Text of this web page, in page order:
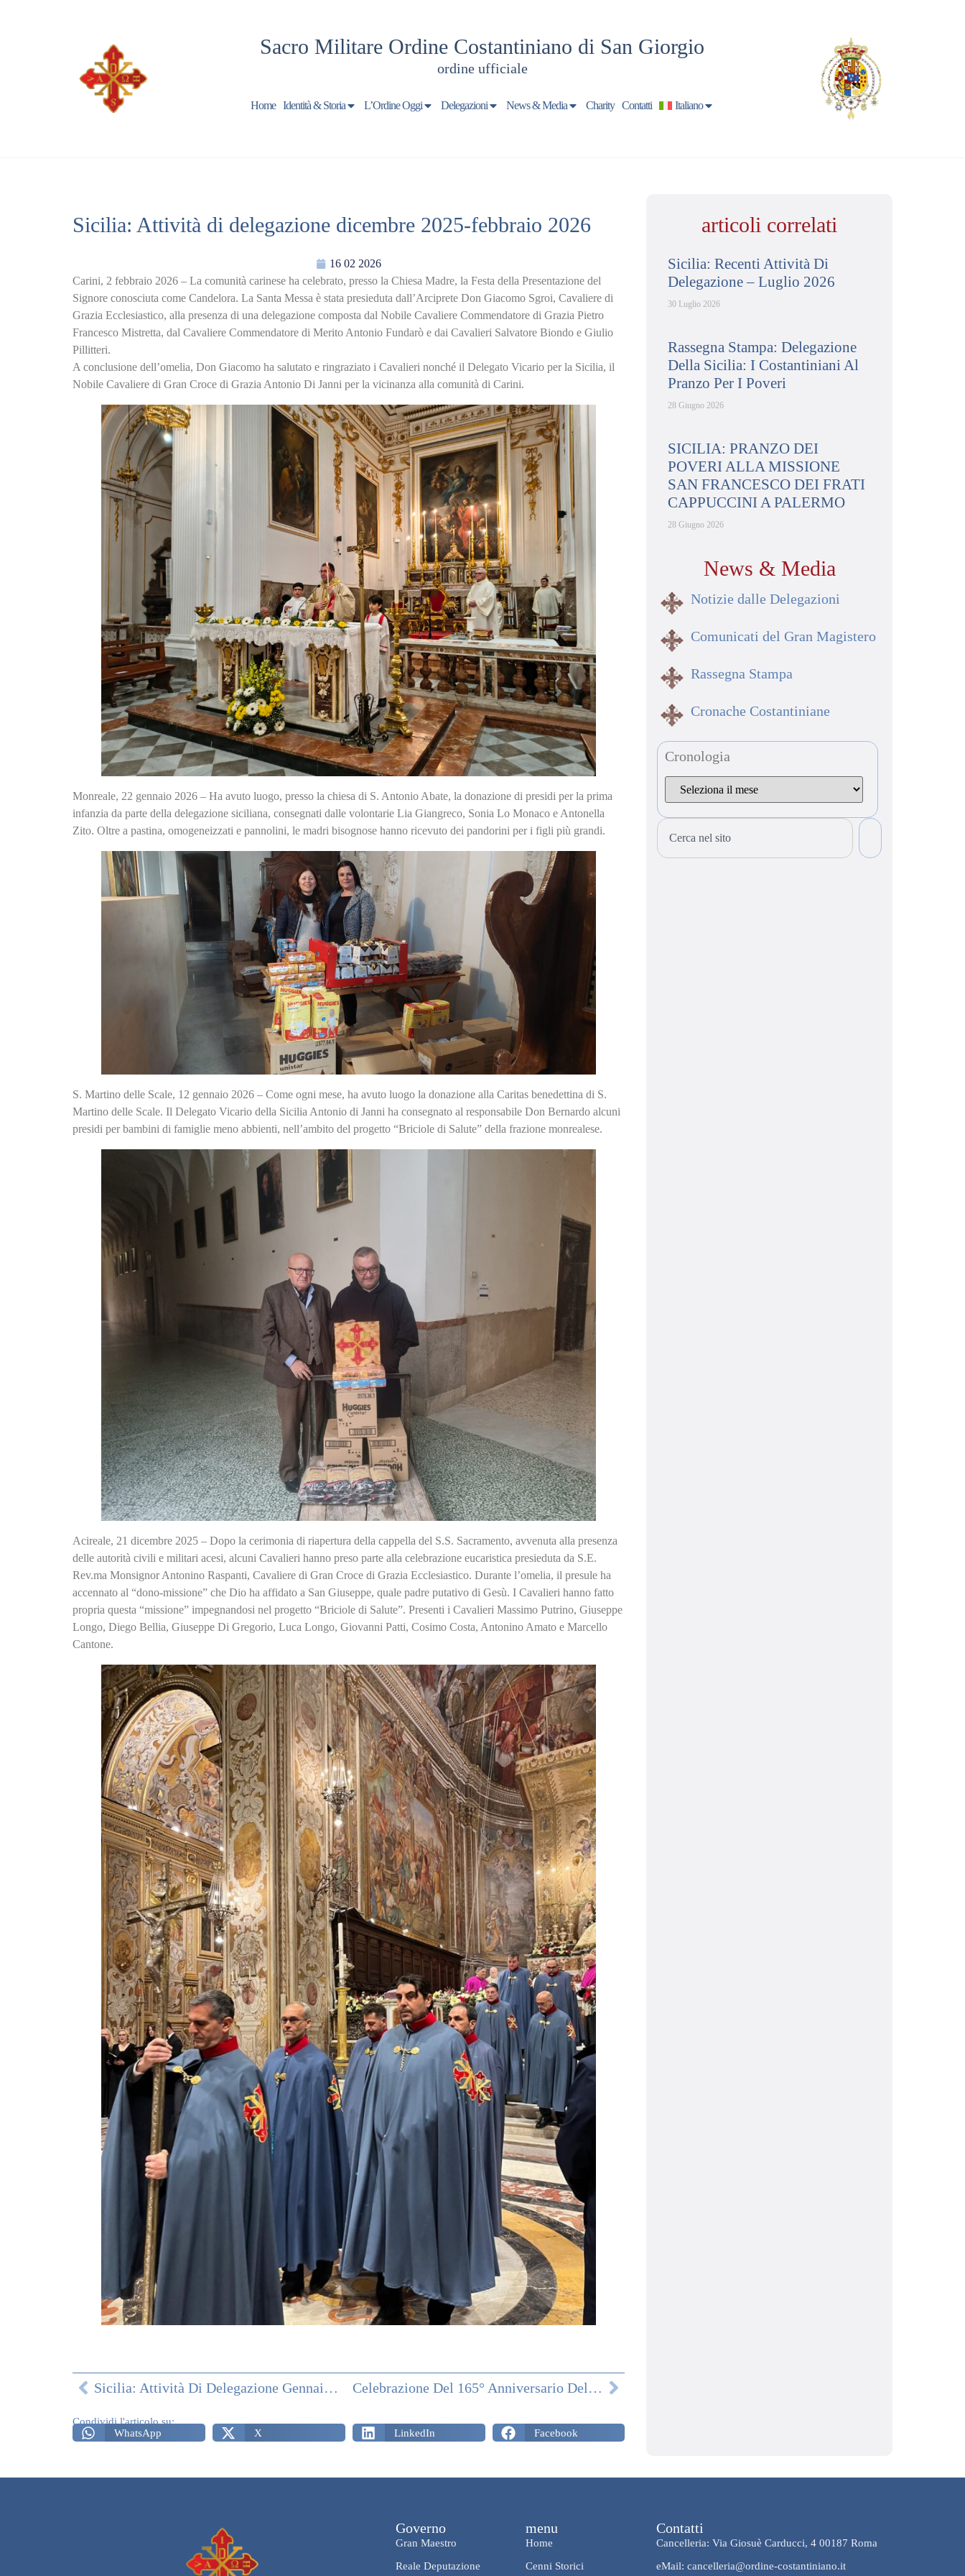
Sacro Militare Ordine Costantiniano di San Giorgio
ordine ufficiale
Home Identità & Storia L’Ordine Oggi Delegazioni News & Media Charity Contatti Italiano
Sicilia: Attività di delegazione dicembre 2025-febbraio 2026
16 02 2026
Carini, 2 febbraio 2026 – La comunità carinese ha celebrato, presso la Chiesa Madre, la Festa della Presentazione del
Signore conosciuta come Candelora. La Santa Messa è stata presieduta dall’Arciprete Don Giacomo Sgroi, Cavaliere di
Grazia Ecclesiastico, alla presenza di una delegazione composta dal Nobile Cavaliere Commendatore di Grazia Pietro
Francesco Mistretta, dal Cavaliere Commendatore di Merito Antonio Fundarò e dai Cavalieri Salvatore Biondo e Giulio
Pillitteri.
A conclusione dell’omelia, Don Giacomo ha salutato e ringraziato i Cavalieri nonché il Delegato Vicario per la Sicilia, il
Nobile Cavaliere di Gran Croce di Grazia Antonio Di Janni per la vicinanza alla comunità di Carini.
Monreale, 22 gennaio 2026 – Ha avuto luogo, presso la chiesa di S. Antonio Abate, la donazione di presidi per la prima
infanzia da parte della delegazione siciliana, consegnati dalle volontarie Lia Giangreco, Sonia Lo Monaco e Antonella
Zito. Oltre a pastina, omogeneizzati e pannolini, le madri bisognose hanno ricevuto dei pandorini per i figli più grandi.
S. Martino delle Scale, 12 gennaio 2026 – Come ogni mese, ha avuto luogo la donazione alla Caritas benedettina di S.
Martino delle Scale. Il Delegato Vicario della Sicilia Antonio di Janni ha consegnato al responsabile Don Bernardo alcuni
presidi per bambini di famiglie meno abbienti, nell’ambito del progetto “Briciole di Salute” della frazione monrealese.
Acireale, 21 dicembre 2025 – Dopo la cerimonia di riapertura della cappella del S.S. Sacramento, avvenuta alla presenza
delle autorità civili e militari acesi, alcuni Cavalieri hanno preso parte alla celebrazione eucaristica presieduta da S.E.
Rev.ma Monsignor Antonino Raspanti, Cavaliere di Gran Croce di Grazia Ecclesiastico. Durante l’omelia, il presule ha
accennato al “dono-missione” che Dio ha affidato a San Giuseppe, quale padre putativo di Gesù. I Cavalieri hanno fatto
propria questa “missione” impegnandosi nel progetto “Briciole di Salute”. Presenti i Cavalieri Massimo Putrino, Giuseppe
Longo, Diego Bellia, Giuseppe Di Gregorio, Luca Longo, Giovanni Patti, Cosimo Costa, Antonino Amato e Marcello
Cantone.
Sicilia: Attività Di Delegazione Gennaio/febbraio 2026 Celebrazione Del 165° Anniversario Della Fine Dell’Assedio Di Gaeta Del 1860-61
Condividi l'articolo su:
WhatsApp
X LinkedIn Facebook
articoli correlati
Sicilia: Recenti Attività Di
Delegazione – Luglio 2026
30 Luglio 2026
Rassegna Stampa: Delegazione
Della Sicilia: I Costantiniani Al
Pranzo Per I Poveri
28 Giugno 2026
SICILIA: PRANZO DEI
POVERI ALLA MISSIONE
SAN FRANCESCO DEI FRATI
CAPPUCCINI A PALERMO
28 Giugno 2026
News & Media
Notizie dalle Delegazioni
Comunicati del Gran Magistero
Rassegna Stampa
Cronache Costantiniane
Cronologia
Governo
Gran Maestro
Reale Deputazione
menu
Home
Cenni Storici
Contatti
Cancelleria: Via Giosuè Carducci, 4 00187 Roma
eMail: cancelleria@ordine-costantiniano.it